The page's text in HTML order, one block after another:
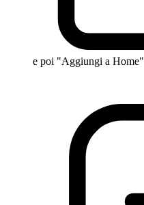
e poi "Aggiungi a Home"